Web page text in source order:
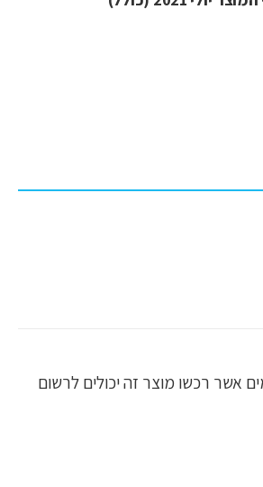
אשר רכשו מוצר זה יכולים לרשום